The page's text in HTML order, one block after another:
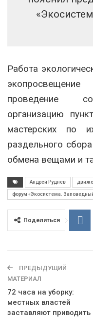
Работа
проведение
организацию
мастерских по
раздельного
обмена вещами и
Андрей Руднев
форум «Экосистема.
Поделиться
ПРЕДЫДУЩИЙ
МАТЕРИАЛ
72 часа на уборку:
местных властей
заставляют приводить